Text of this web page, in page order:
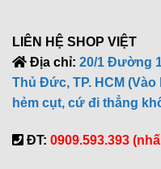
LIÊN HỆ SHOP VIỆT
Địa chỉ: 20/1 Đường
Thủ Đức, TP. HCM
hẻm cụt, cứ đi thẳng
ĐT: 0909.593.393